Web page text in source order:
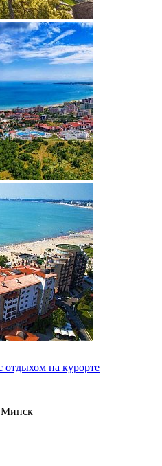
на курорте
Минск